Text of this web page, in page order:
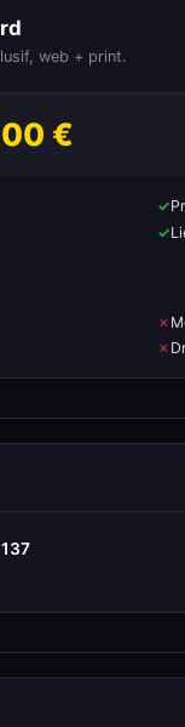
web + print.
€